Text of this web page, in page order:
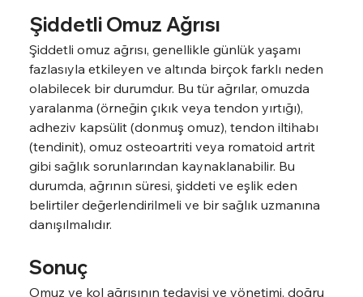
Şiddetli Omuz Ağrısı
Şiddetli omuz ağrısı, genellikle günlük yaşamı
fazlasıyla etkileyen ve altında birçok farklı neden
olabilecek bir durumdur. Bu tür ağrılar, omuzda
yaralanma (örneğin çıkık veya tendon yırtığı),
adheziv kapsülit (donmuş omuz), tendon iltihabı
(tendinit), omuz osteoartriti veya romatoid artrit
gibi sağlık sorunlarından kaynaklanabilir. Bu
durumda, ağrının süresi, şiddeti ve eşlik eden
belirtiler değerlendirilmeli ve bir sağlık uzmanına
danışılmalıdır.
Sonuç
Omuz ve kol ağrısının tedavisi ve yönetimi, doğru